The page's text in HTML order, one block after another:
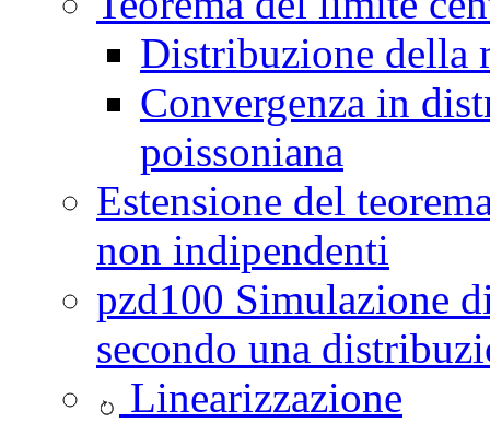
Distribuzione della
Convergenza in
poissoniana
Estensione del
non indipendenti
pzd100 Simulazione
secondo una
Linearizzazione